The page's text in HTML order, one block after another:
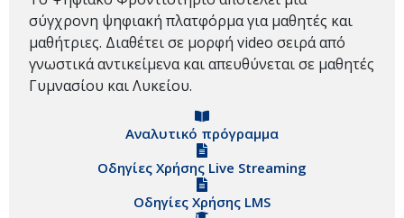
σύγχρονη ψηφιακή πλατφόρμα για μαθητές και
μαθήτριες. Διαθέτει σε μορφή video σειρά από
γνωστικά αντικείμενα και απευθύνεται σε μαθητές
Γυμνασίου και Λυκείου.
Αναλυτικό πρόγραμμα
Οδηγίες Χρήσης Live Streaming
Οδηγίες Χρήσης LMS